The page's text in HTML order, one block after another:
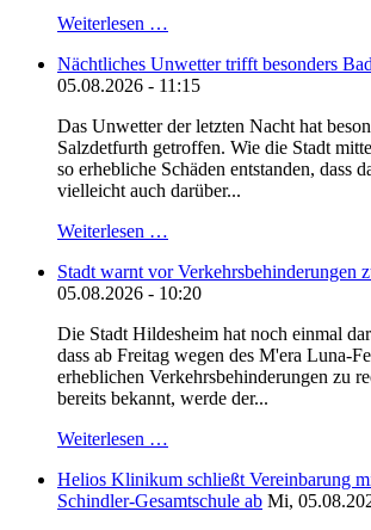
Weiterlesen …
Nächtliches Unwetter trifft besonders
05.08.2026 - 11:15
Das Unwetter der letzten Nacht hat
Salzdetfurth getroffen. Wie die Stadt
so erhebliche Schäden entstanden, dass
vielleicht auch darüber...
Weiterlesen …
Stadt warnt vor Verkehrsbehinderungen
05.08.2026 - 10:20
Die Stadt Hildesheim hat noch einmal
dass ab Freitag wegen des M'era Luna-
erheblichen Verkehrsbehinderungen zu
bereits bekannt, werde der...
Weiterlesen …
Helios Klinikum schließt Vereinbarung
Schindler-Gesamtschule ab Mi,